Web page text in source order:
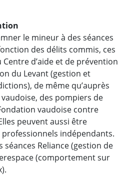
le mineur à des séances
des délits commis, ces
d’aide et de prévention
du Levant (gestion et
de même qu’auprès
des pompiers de
vaudoise contre
peuvent aussi être
indépendants.
séances Reliance (gestion de
(comportement sur